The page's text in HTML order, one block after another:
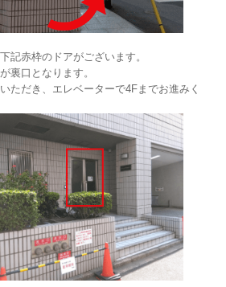
記赤枠のドアがございます。
裏口となります。
ただき、エレベーターで4Fまでお進みく